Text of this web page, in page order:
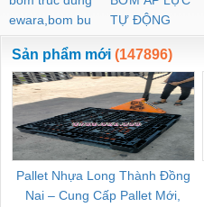
ewara,bom bu
ewara
TỰ ĐỘNG
Sản phẩm mới (147896)
Pallet Nhựa Long Thành Đồng
Nai – Cung Cấp Pallet Mới,